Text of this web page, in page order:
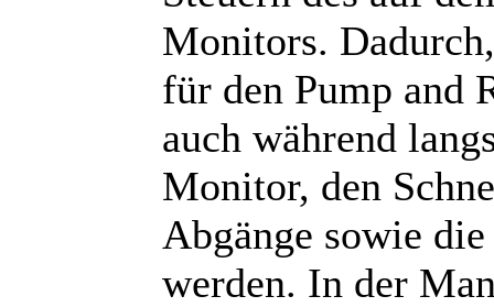
Monitors.
für den Pump and
auch während
Monitor, den
Abgänge sowie
werden. In der